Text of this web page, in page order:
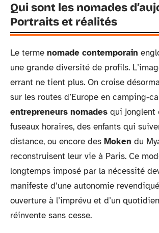
Qui sont les nomades
Portraits et réalités
Le terme nomade contemporain
une grande diversité de profils.
errant ne tient plus. On croise
sur les routes d’Europe en camping-
entrepreneurs nomades qui jonglent
fuseaux horaires, des enfants qui
distance, ou encore des Moken du
reconstruisent leur vie à Paris. Ce
longtemps imposé par la nécessité
manifeste d’une autonomie
ouverture à l’imprévu et d’un
réinvente sans cesse.